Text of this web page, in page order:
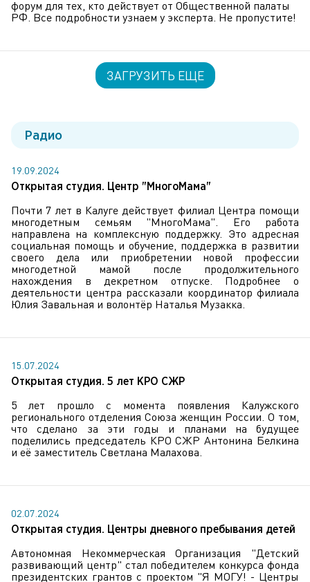
форум для тех, кто действует от Общественной палаты
РФ. Все подробности узнаем у эксперта. Не пропустите!
ЗАГРУЗИТЬ ЕЩЕ
Радио
19.09.2024
Открытая студия. Центр "МногоМама"
Почти 7 лет в Калуге действует филиал Центра помощи
многодетным семьям "МногоМама". Его работа
направлена на комплексную поддержку. Это адресная
социальная помощь и обучение, поддержка в развитии
своего дела или приобретении новой профессии
многодетной мамой после продолжительного
нахождения в декретном отпуске. Подробнее о
деятельности центра рассказали координатор филиала
Юлия Завальная и волонтёр Наталья Музакка.
15.07.2024
Открытая студия. 5 лет КРО СЖР
5 лет прошло с момента появления Калужского
регионального отделения Союза женщин России. О том,
что сделано за эти годы и планами на будущее
поделились председатель КРО СЖР Антонина Белкина
и её заместитель Светлана Малахова.
02.07.2024
Открытая студия. Центры дневного пребывания детей
Автономная Некоммерческая Организация "Детский
развивающий центр" стал победителем конкурса фонда
президентских грантов с проектом "Я МОГУ! - Центры